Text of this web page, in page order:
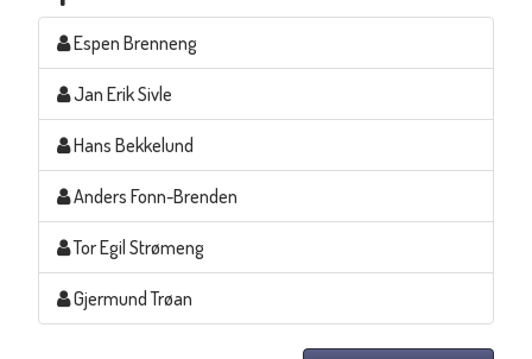
Espen Brenneng
Jan Erik Sivle
Hans Bekkelund
Anders Fonn-Brenden
Tor Egil Strømeng
Gjermund Trøan